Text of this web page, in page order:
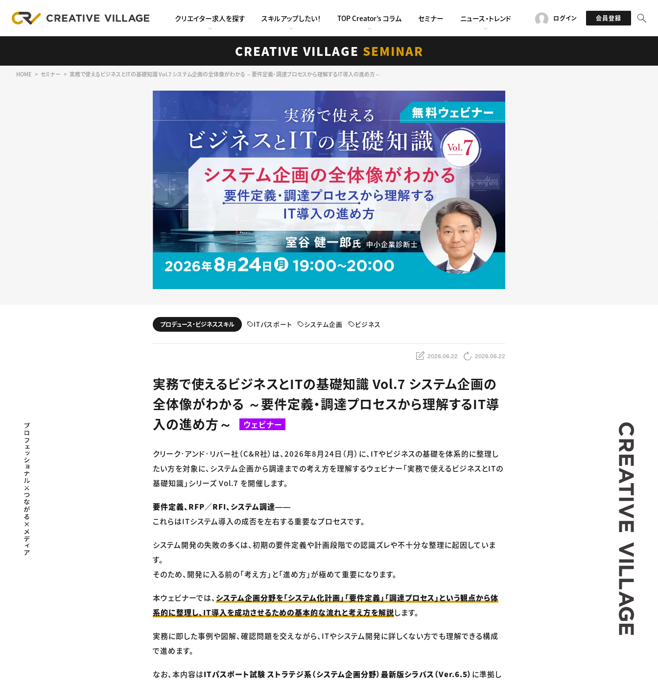
クリエイター求人を探す スキルアップしたい！ TOP Creator’s コラム セミナー ニュース・トレンド ログイン 会員登録
CREATIVE VILLAGE SEMINAR
HOME セミナー 実務で使えるビジネスとITの基礎知識 Vol.7 システム企画の全体像がわかる ～要件定義・調達プロセスから理解するIT導入の進め方～
プロフェッショナル×つながる×メディア
プロデュース・ビジネススキル ITパスポート システム企画 ビジネス
2026.06.22 2026.06.22
実務で使えるビジネスとITの基礎知識 Vol.7 システム企画の
全体像がわかる ～要件定義・調達プロセスから理解するIT導
入の進め方～
ウェビナー
クリーク･アンド･リバー社（C&R社）は、2026年8月24日（月）に、ITやビジネスの基礎を体系的に整理し
たい方を対象に、システム企画から調達までの考え方を理解するウェビナー「実務で使えるビジネスとITの
基礎知識」シリーズ Vol.7 を開催します。
要件定義、RFP／RFI、システム調達――
これらはITシステム導入の成否を左右する重要なプロセスです。
システム開発の失敗の多くは、初期の要件定義や計画段階での認識ズレや不十分な整理に起因していま
す。
そのため、開発に入る前の「考え方」と「進め方」が極めて重要になります。
本ウェビナーでは、 システム企画分野を「システム化計画」「要件定義」「調達プロセス」という観点から体
系的に整理し、IT導入を成功させるための基本的な流れと考え方を解説します。
実務に即した事例や図解、確認問題を交えながら、ITやシステム開発に詳しくない方でも理解できる構成
で進めます。
なお、本内容はITパスポート試験 ストラテジ系（システム企画分野）最新版シラバス（Ver.6.5） に準拠し